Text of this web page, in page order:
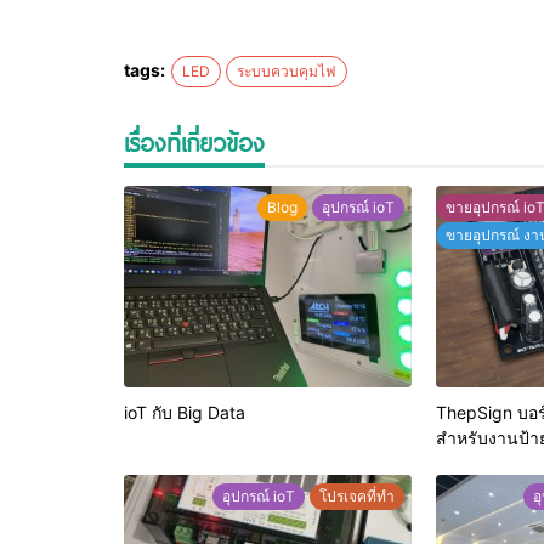
tags: LED ระบบควบคุมไฟ
เรื่องที่เกี่ยวข้อง
Blog อุปกรณ์ ioT
ioT กับ Big Data
ขายอุปกรณ์ ioT
ขายอุปกรณ์ งา
ThepSign บอ
สำหรับงานป้า
อุปกรณ์ ioT โปรเจคที่ทำ